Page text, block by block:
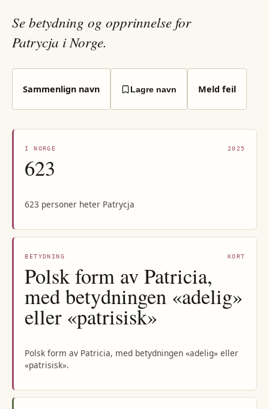
Se betydning og opprinnelse for
Patrycja i Norge.
Sammenlign navn Lagre navn Meld feil
I NORGE 2025
623
623 personer heter Patrycja
BETYDNING KORT
Polsk form av Patricia,
med betydningen «adelig»
eller «patrisisk»
Polsk form av Patricia, med betydningen «adelig» eller
«patrisisk».